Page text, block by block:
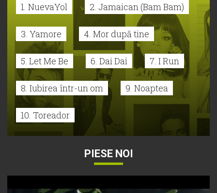
1. NuevaYol 2. Jamaican (Bam Bam)
3. Yamore 4. Mor după tine
5. Let Me Be 6. Dai Dai 7. I Run
8. Iubirea într-un om 9. Noaptea
10. Toreador
PIESE NOI